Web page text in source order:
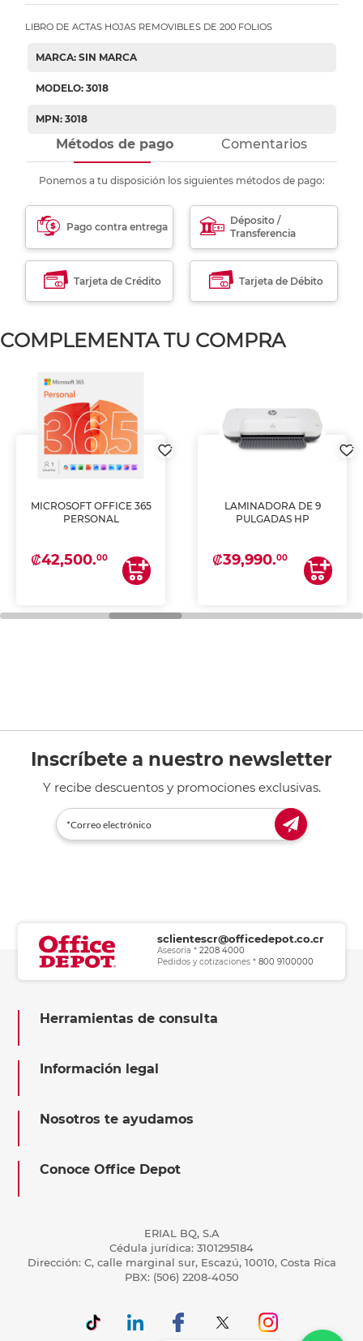
LIBRO DE ACTAS HOJAS REMOVIBLES DE 200 FOLIOS
MARCA: SIN MARCA
MODELO: 3018
MPN: 3018
Métodos de pago Comentarios
Ponemos a tu disposición los siguientes métodos de pago:
Pago contra entrega
Déposito /
Transferencia
Tarjeta de Crédito Tarjeta de Débito
COMPLEMENTA TU COMPRA
MICROSOFT OFFICE 365
PERSONAL
₡42,500.00
LAMINADORA DE 9
PULGADAS HP
₡39,990.00
Inscríbete a nuestro newsletter
Y recibe descuentos y promociones exclusivas.
sclientescr@officedepot.co.cr
Asesoría *2208 4000
Pedidos y cotizaciones *800 9100000
Herramientas de consulta
Información legal
Nosotros te ayudamos
Conoce Office Depot
ERIAL BQ, S.A
Cédula jurídica: 3101295184
Dirección: C, calle marginal sur, Escazú, 10010, Costa Rica
PBX: (506) 2208-4050